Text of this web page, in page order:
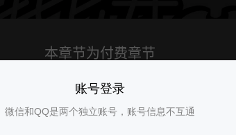
账号登录
微信和QQ是两个独立账号，账号信息不互通